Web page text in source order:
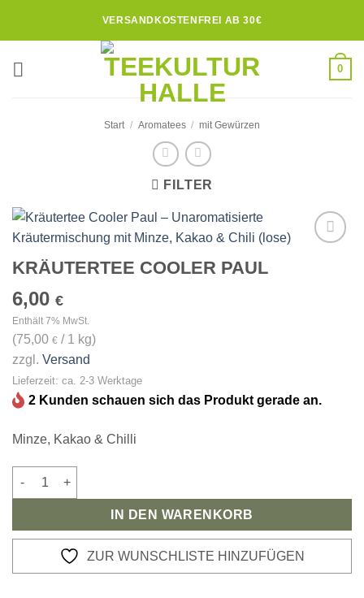
VERSANDKOSTENFREI AB 30€
0
Start / Aromatees / mit Gewürzen
FILTER
KRÄUTERTEE COOLER PAUL
6,00 €
Enthält 7% MwSt.
(75,00 € / 1 kg)
zzgl. Versand
Lieferzeit: ca. 2-3 Werktage
2 Kunden schauen sich das Produkt gerade an.
Minze, Kakao & Chilli
Kräutertee Cooler Paul Menge
IN DEN WARENKORB
ZUR WUNSCHLISTE HINZUFÜGEN